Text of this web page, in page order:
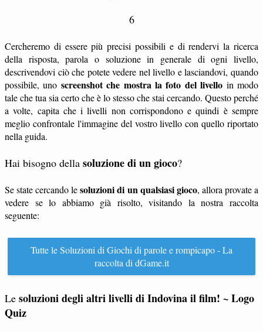
6
Cercheremo di essere più precisi possibili e di rendervi la ricerca
della risposta, parola o soluzione in generale di ogni livello,
descrivendovi ciò che potete vedere nel livello e lasciandovi, quando
possibile, uno screenshot che mostra la foto del livello in modo
tale che tua sia certo che è lo stesso che stai cercando. Questo perché
a volte, capita che i livelli non corrispondono e quindi è sempre
meglio confrontale l'immagine del vostro livello con quello riportato
nella guida.
Hai bisogno della soluzione di un gioco?
Se state cercando lesoluzioni di un qualsiasi gioco, allora provate a
vedere se lo abbiamo già risolto, visitando la nostra raccolta
seguente:
Tutte le Soluzioni di Giochi di parole e rompicapo - La
raccolta di dGame.it
Le soluzioni degli altri livelli di Indovina il film! ~ Logo
Quiz